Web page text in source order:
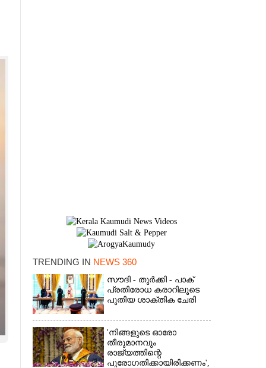
TRENDING IN NEWS 360
സൗദി - തുർക്കി - പാക്
പ്രതിരോധ കരാറിലൂടെ
പുതിയ ശാക്തിക ചേരി
'നിങ്ങളുടെ ഓരോ
തീരുമാനവും
രാജ്യത്തിന്റെ
പുരോഗതിക്കായിരിക്കണം',​
×